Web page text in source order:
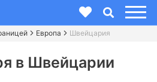
Европа Швейцария
в Швейцарии